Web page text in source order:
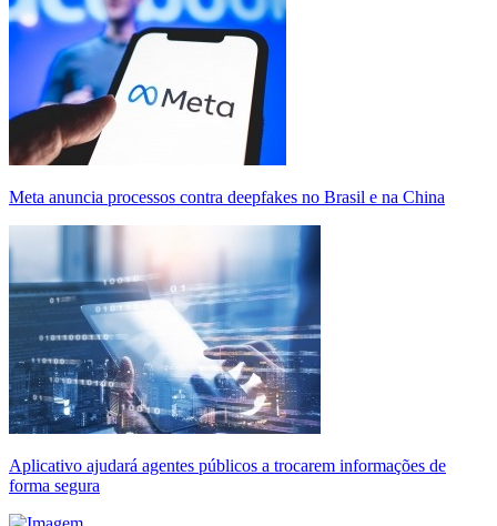
Meta anuncia processos contra deepfakes no Brasil e na China
Aplicativo ajudará agentes públicos a trocarem informações de
forma segura